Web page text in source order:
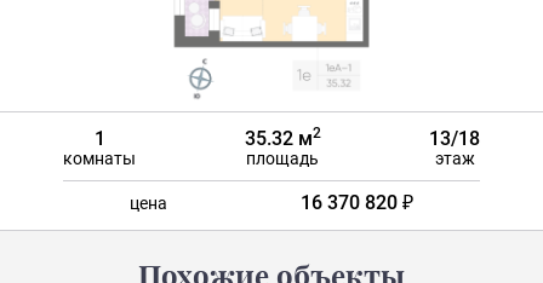
1
комнаты
35.32 м2
площадь
13/18
этаж
цена 16 370 820 ₽